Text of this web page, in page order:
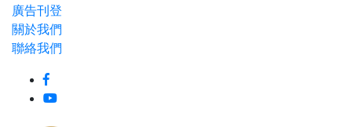
廣告刊登
關於我們
聯絡我們